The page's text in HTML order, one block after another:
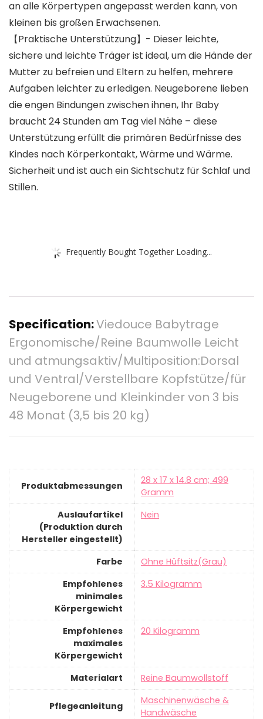
an alle Körpertypen angepasst werden kann, von
kleinen bis großen Erwachsenen.
【Praktische Unterstützung】- Dieser leichte,
sichere und leichte Träger ist ideal, um die Hände der
Mutter zu befreien und Eltern zu helfen, mehrere
Aufgaben leichter zu erledigen. Neugeborene lieben
die engen Bindungen zwischen ihnen, Ihr Baby
braucht 24 Stunden am Tag viel Nähe – diese
Unterstützung erfüllt die primären Bedürfnisse des
Kindes nach Körperkontakt, Wärme und Wärme.
Sicherheit und ist auch ein Sichtschutz für Schlaf und
Stillen.
Frequently Bought Together Loading...
Specification:Viedouce Babytrage
Ergonomische/Reine Baumwolle Leicht
und atmungsaktiv/Multiposition:Dorsal
und Ventral/Verstellbare Kopfstütze/für
Neugeborene und Kleinkinder von 3 bis
48 Monat (3,5 bis 20 kg)
Produktabmessungen
‎28 x 17 x 14.8 cm; 499
Gramm
Auslaufartikel
(Produktion durch
Hersteller eingestellt)
‎Nein
Farbe
‎Ohne Hüftsitz(Grau)
Empfohlenes
minimales
Körpergewicht
‎3.5 Kilogramm
Empfohlenes
maximales
Körpergewicht
‎20 Kilogramm
Materialart ‎Reine Baumwollstoff
Pflegeanleitung
‎Maschinenwäsche &
Handwäsche